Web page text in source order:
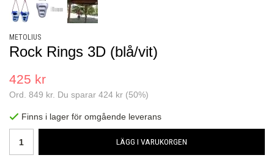
METOLIUS
Rock Rings 3D (blå/vit)
425 kr
Ord. 849 kr. Du sparar 424 kr (50%)
Finns i lager för omgående leverans
LÄGG I VARUKORGEN